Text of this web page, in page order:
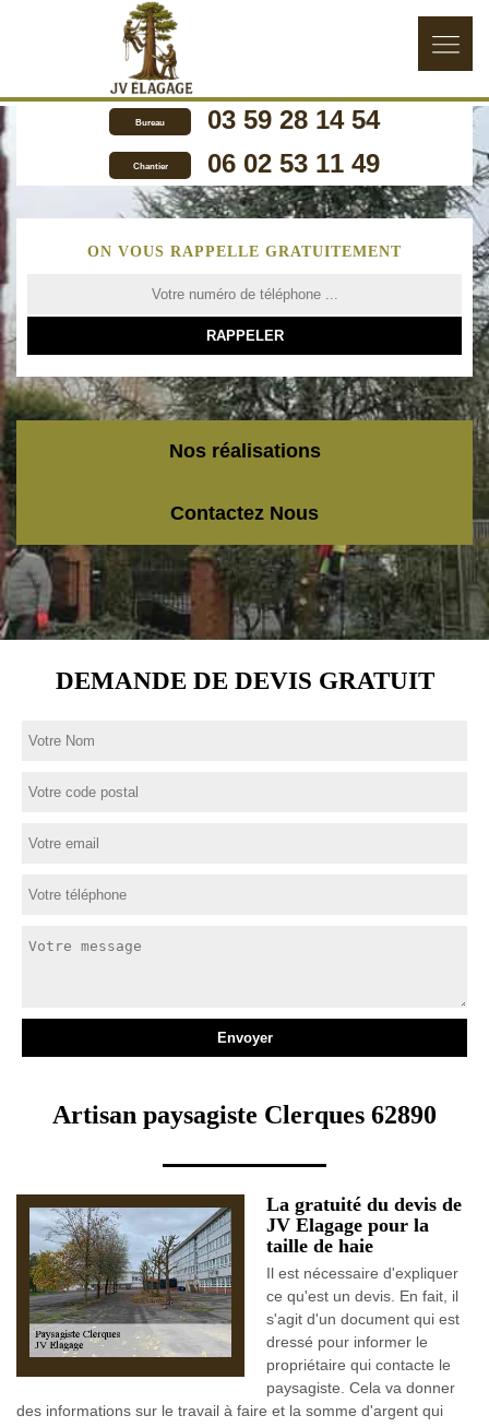
Bureau 03 59 28 14 54
Chantier 06 02 53 11 49
ON VOUS RAPPELLE GRATUITEMENT
Nos réalisations
Contactez Nous
DEMANDE DE DEVIS GRATUIT
Artisan paysagiste Clerques 62890
La gratuité du devis de
JV Elagage pour la
taille de haie
Il est nécessaire d'expliquer
ce qu'est un devis. En fait, il
s'agit d'un document qui est
dressé pour informer le
propriétaire qui contacte le
paysagiste. Cela va donner
des informations sur le travail à faire et la somme d'argent qui